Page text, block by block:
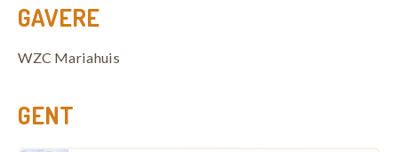
GAVERE
WZC Mariahuis
GENT